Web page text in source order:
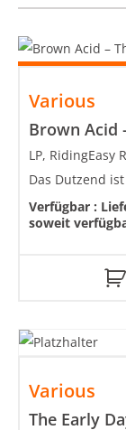
Various
Brown Acid
LP, RidingEasy
Das Dutzend
Verfügbar :
soweit
Various
The Early